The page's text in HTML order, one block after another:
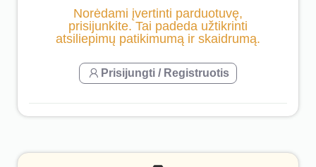
Norėdami įvertinti parduotuvę,
prisijunkite. Tai padeda užtikrinti
atsiliepimų patikimumą ir skaidrumą.
Prisijungti / Registruotis